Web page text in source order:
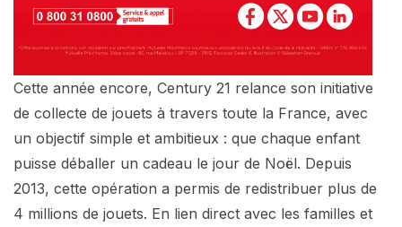
Cette année encore, Century 21 relance son initiative
de collecte de jouets à travers toute la France, avec
un objectif simple et ambitieux : que chaque enfant
puisse déballer un cadeau le jour de Noël. Depuis
2013, cette opération a permis de redistribuer plus de
4 millions de jouets. En lien direct avec les familles et